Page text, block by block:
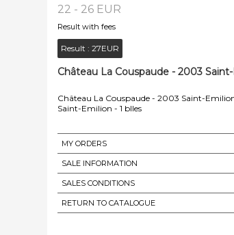
22 - 26 EUR
Result with fees
Result : 27EUR
Château La Couspaude - 2003
Château La Couspaude - 2003 Saint-
Saint-Emilion - 1 blles
MY ORDERS
SALE INFORMATION
SALES CONDITIONS
RETURN TO CATALOGUE